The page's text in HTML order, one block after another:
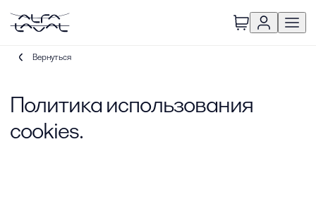
Вернуться
Политика использования
cookies.